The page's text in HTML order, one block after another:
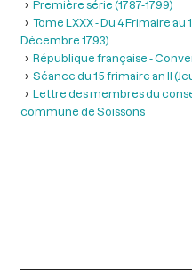
Première série (1787-1799)
Tome LXXX - Du 4 Frimaire
Décembre 1793)
République française -
Séance du 15 frimaire an II
Lettre des membres du
commune de Soissons